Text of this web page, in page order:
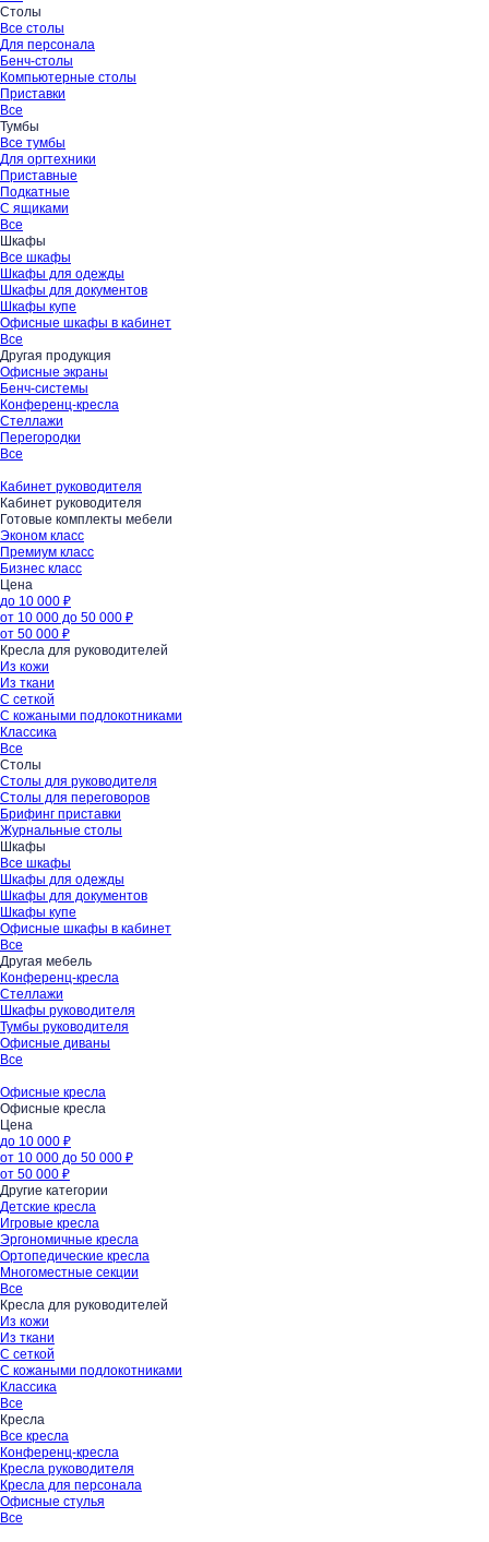
Столы
Все столы
Для персонала
Бенч-столы
Компьютерные столы
Приставки
Все
Тумбы
Все тумбы
Для оргтехники
Приставные
Подкатные
С ящиками
Все
Шкафы
Все шкафы
Шкафы для одежды
Шкафы для документов
Шкафы купе
Офисные шкафы в кабинет
Все
Другая продукция
Офисные экраны
Бенч-системы
Конференц-кресла
Стеллажи
Перегородки
Все
Кабинет руководителя
Кабинет руководителя
Готовые комплекты мебели
Эконом класс
Премиум класс
Бизнес класс
Цена
до 10 000 ₽
от 10 000 до 50 000 ₽
от 50 000 ₽
Кресла для руководителей
Из кожи
Из ткани
С сеткой
С кожаными подлокотниками
Классика
Все
Столы
Столы для руководителя
Столы для переговоров
Брифинг приставки
Журнальные столы
Шкафы
Все шкафы
Шкафы для одежды
Шкафы для документов
Шкафы купе
Офисные шкафы в кабинет
Все
Другая мебель
Конференц-кресла
Стеллажи
Шкафы руководителя
Тумбы руководителя
Офисные диваны
Все
Офисные кресла
Офисные кресла
Цена
до 10 000 ₽
от 10 000 до 50 000 ₽
от 50 000 ₽
Другие категории
Детские кресла
Игровые кресла
Эргономичные кресла
Ортопедические кресла
Многоместные секции
Все
Кресла для руководителей
Из кожи
Из ткани
С сеткой
С кожаными подлокотниками
Классика
Все
Кресла
Все кресла
Конференц-кресла
Кресла руководителя
Кресла для персонала
Офисные стулья
Все